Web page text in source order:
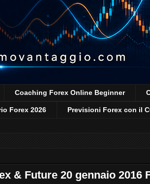
Coaching Forex Online Beginner
Forex 2026 Previsioni Forex con il
& Future 20 gennaio 2016